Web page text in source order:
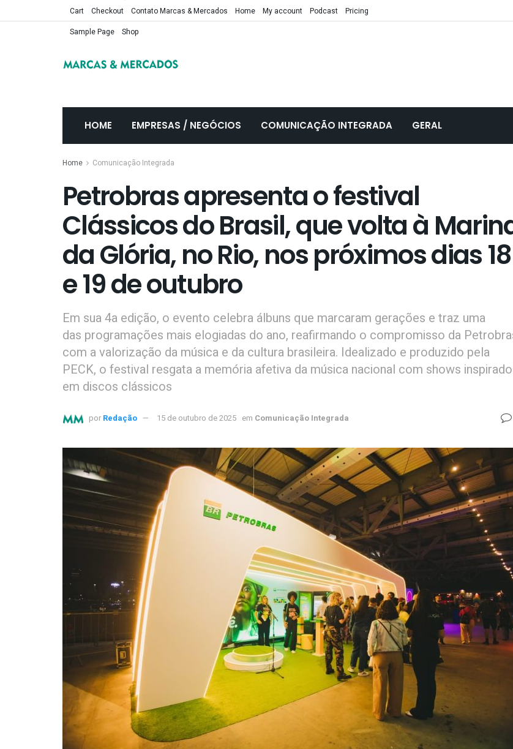
Cart Checkout Contato Marcas & Mercados Home My account Podcast
Pricing
Sample Page
Shop
HOME EMPRESAS / NEGÓCIOS COMUNICAÇÃO INTEGRADA GERAL
Home Comunicação Integrada
Petrobras apresenta o festival
Clássicos do Brasil, que volta à
da Glória, no Rio, nos próximos dias 18
e 19 de outubro
Em sua 4a edição, o evento celebra álbuns que marcaram gerações e traz uma
das programações mais elogiadas do ano, reafirmando o compromisso da
com a valorização da música e da cultura brasileira. Idealizado e produzido pela
PECK, o festival resgata a memória afetiva da música nacional com shows
em discos clássicos
por Redação 15 de outubro de 2025 em Comunicação Integrada